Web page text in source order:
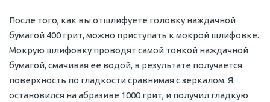
После того, как вы отшлифуете головку наждачной
бумагой 400 грит, можно приступать к мокрой шлифовке.
Мокрую шлифовку проводят самой тонкой наждачной
бумагой, смачивая ее водой, в результате получается
поверхность по гладкости сравнимая с зеркалом. Я
остановился на абразиве 1000 грит, и получил гладкую